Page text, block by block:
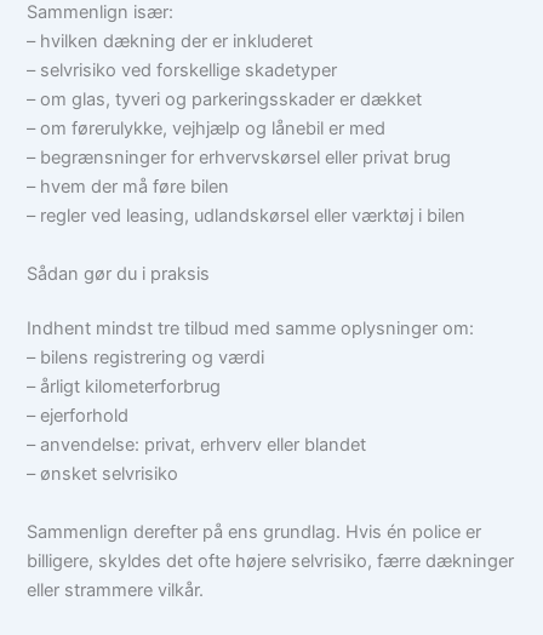
Sammenlign især:
– hvilken dækning der er inkluderet
– selvrisiko ved forskellige skadetyper
– om glas, tyveri og parkeringsskader er dækket
– om førerulykke, vejhjælp og lånebil er med
– begrænsninger for erhvervskørsel eller privat brug
– hvem der må føre bilen
– regler ved leasing, udlandskørsel eller værktøj i bilen
Sådan gør du i praksis
Indhent mindst tre tilbud med samme oplysninger om:
– bilens registrering og værdi
– årligt kilometerforbrug
– ejerforhold
– anvendelse: privat, erhverv eller blandet
– ønsket selvrisiko
Sammenlign derefter på ens grundlag. Hvis én police er
billigere, skyldes det ofte højere selvrisiko, færre dækninger
eller strammere vilkår.